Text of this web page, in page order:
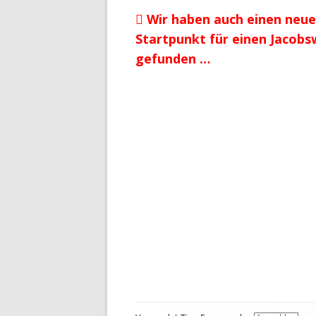
Beitragsnavigation
Vorheriger
Beitrag:
Wir haben auch einen
Startpunkt für einen
gefunden …